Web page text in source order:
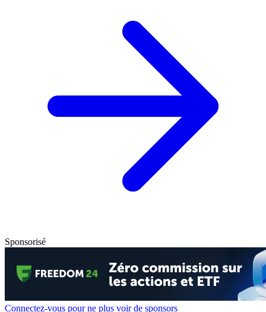
Sponsorisé
Connectez-vous pour ne plus voir de sponsors